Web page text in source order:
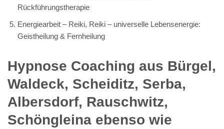
Rückführungstherapie
Energiearbeit – Reiki, Reiki – universelle Lebensenergie:
Geistheilung & Fernheilung
Hypnose Coaching aus Bürgel,
Waldeck, Scheiditz, Serba,
Albersdorf, Rauschwitz,
Schöngleina ebenso wie